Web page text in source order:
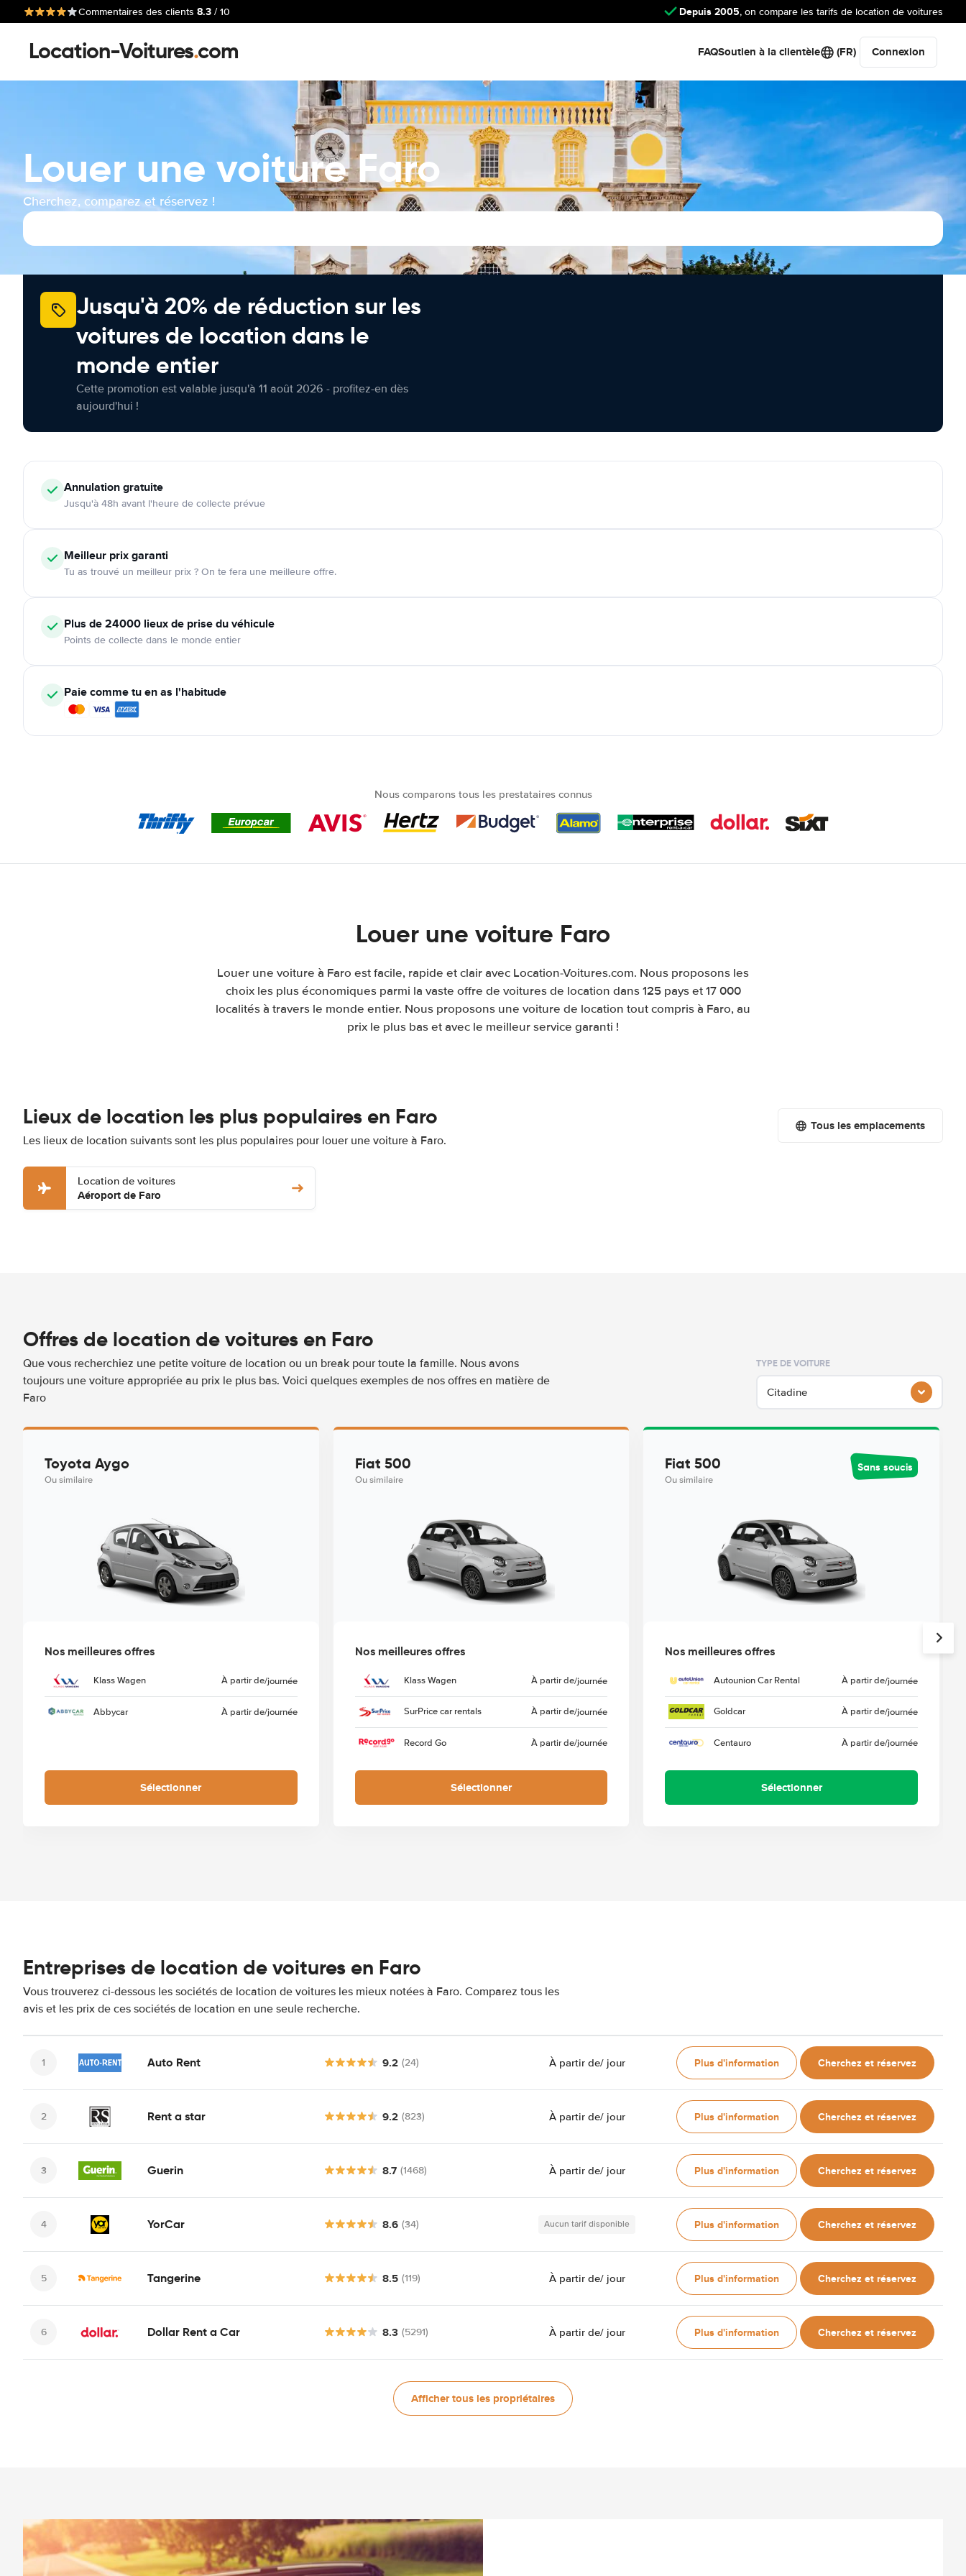
Commentaires des clients 8.3 / 10 Depuis 2005, on compare les tarifs de location de voitures
Location-Voitures.com FAQSoutien à la clientèle (FR) Connexion
Louer une voiture Faro
Cherchez, comparez et réservez !
Jusqu'à 20% de réduction sur les
voitures de location dans le
monde entier
Cette promotion est valable jusqu'à 11 août 2026 - profitez-en dès
aujourd'hui !
Annulationgratuite
Jusqu'à 48h avant l'heure de collecte prévue
Meilleur prix garanti
Tu as trouvé un meilleur prix ? On te fera une meilleure offre.
Plus de 24000 lieux de prise du véhicule
Points de collecte dans le monde entier
Paie comme tu en as l'habitude
Nous comparons tous les prestataires connus
Louer une voiture Faro
Louer une voiture à Faro est facile, rapide et clair avec Location-Voitures.com. Nous proposons les
choix les plus économiques parmi la vaste offre de voitures de location dans 125 pays et 17 000
localités à travers le monde entier. Nous proposons une voiture de location tout compris à Faro, au
prix le plus bas et avec le meilleur service garanti !
Lieux de location les plus populaires en Faro
Les lieux de location suivants sont les plus populaires pour louer une voiture à Faro.
Tous les emplacements
Location de voitures
Aéroport de Faro
Offres de location de voitures en Faro
Que vous recherchiez une petite voiture de location ou un break pour toute la famille. Nous avons
toujours une voiture appropriée au prix le plus bas. Voici quelques exemples de nos offres en matière de
Faro
TYPE DE VOITURE
Citadine
Toyota Aygo
Ou similaire
Nos meilleures offres
Klass Wagen À partir de/journée
Abbycar À partir de/journée
Sélectionner
Fiat 500
Ou similaire
Nos meilleures offres
Klass Wagen À partir de/journée
SurPrice car rentals À partir de/journée
Record Go À partir de/journée
Sélectionner
Fiat 500
Ou similaire
Sans soucis
Nos meilleures offres
Autounion Car Rental À partir de/journée
Goldcar À partir de/journée
Centauro À partir de/journée
Sélectionner
Entreprises de location de voitures en Faro
Vous trouverez ci-dessous les sociétés de location de voitures les mieux notées à Faro. Comparez tous les
avis et les prix de ces sociétés de location en une seule recherche.
Auto Rent 9.2 (24) À partir de/ jour Plus d'information Cherchez et réservez
Rent a star 9.2 (823) À partir de/ jour Plus d'information Cherchez et réservez
Guerin 8.7 (1468) À partir de/ jour Plus d'information Cherchez et réservez
YorCar 8.6 (34) Aucun tarif disponible Plus d'information Cherchez et réservez
Tangerine 8.5 (119) À partir de/ jour Plus d'information Cherchez et réservez
Dollar Rent a Car 8.3 (5291) À partir de/ jour Plus d'information Cherchez et réservez
Afficher tous les propriétaires